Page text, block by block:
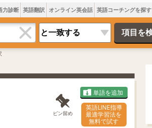
力診断 英語翻訳 オンライン英会話 英語コーチングを探す
ピン留め
単語を追加
英語LINE指導
最適学習法を
無料で試す